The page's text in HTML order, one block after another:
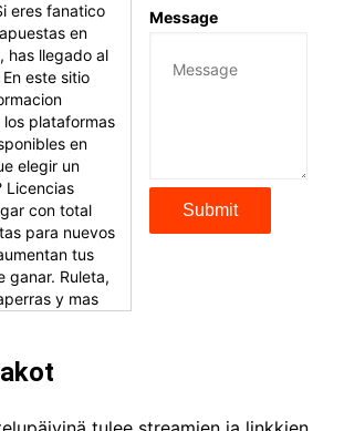
eres fanatico
en
has llegado al
este sitio
plataformas
en
elegir un
Licencias
con total
para nuevos
tus
ganar. Ruleta,
y mas
incluyendo
Message